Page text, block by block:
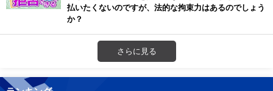
払いたくないのですが、法的な拘束力はあるのでしょう
か？
さらに見る